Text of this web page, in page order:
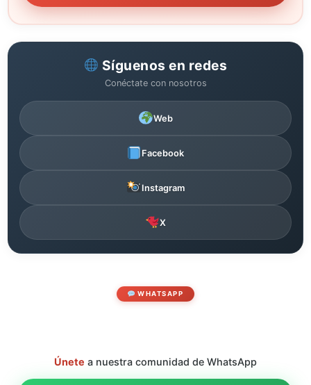
Síguenos en redes
Conéctate con nosotros
Web
Facebook
Instagram
X
WHATSAPP
Únete a nuestra comunidad de WhatsApp